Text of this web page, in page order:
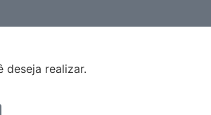
deseja realizar.